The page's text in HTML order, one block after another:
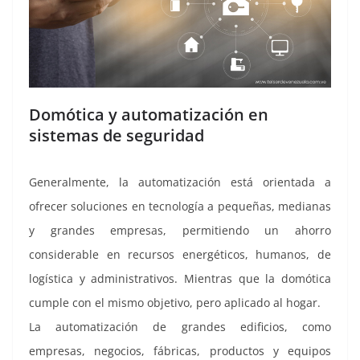
Domótica y automatización en
sistemas de seguridad
Generalmente, la automatización está orientada a
ofrecer soluciones en tecnología a pequeñas, medianas
y grandes empresas, permitiendo un ahorro
considerable en recursos energéticos, humanos, de
logística y administrativos. Mientras que la domótica
cumple con el mismo objetivo, pero aplicado al hogar.
La automatización de grandes edificios, como
empresas, negocios, fábricas, productos y equipos